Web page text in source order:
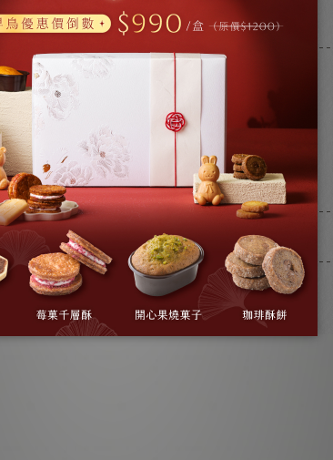
生日禮金*
不限金額享有一次
單筆消費95折優惠
12個月
12個月內消費滿
$10000(含)元